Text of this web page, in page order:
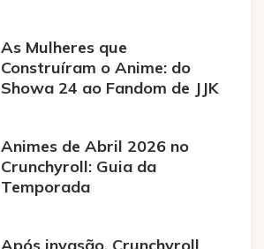
As Mulheres que
Construíram o Anime: do
Showa 24 ao Fandom de JJK
Animes de Abril 2026 no
Crunchyroll: Guia da
Temporada
Após invasão, Crunchyroll